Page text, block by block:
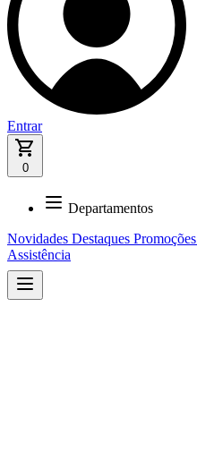
Entrar
0
Departamentos
Novidades Destaques Promoções
Assistência